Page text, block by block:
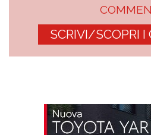
SCRIVI/SCOPRI I